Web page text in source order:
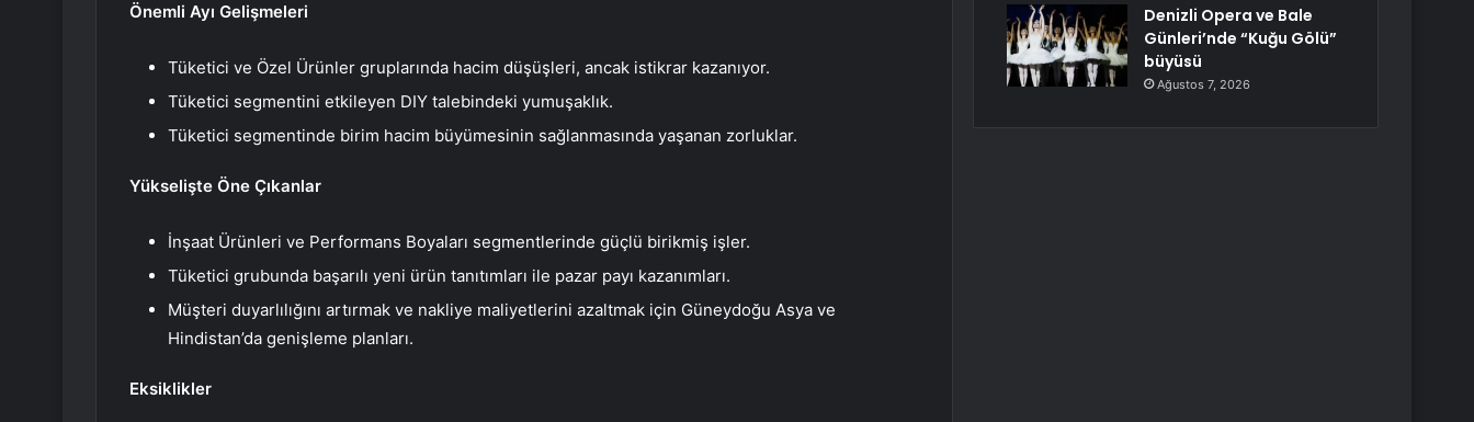
Önemli Ayı Gelişmeleri
Tüketici ve Özel Ürünler gruplarında hacim düşüşleri, ancak istikrar kazanıyor.
Tüketici segmentini etkileyen DIY talebindeki yumuşaklık.
Tüketici segmentinde birim hacim büyümesinin sağlanmasında yaşanan zorluklar.
Yükselişte Öne Çıkanlar
İnşaat Ürünleri ve Performans Boyaları segmentlerinde güçlü birikmiş işler.
Tüketici grubunda başarılı yeni ürün tanıtımları ile pazar payı kazanımları.
Müşteri duyarlılığını artırmak ve nakliye maliyetlerini azaltmak için Güneydoğu Asya ve
Hindistan’da genişleme planları.
Eksiklikler
Denizli Opera ve Bale
Günleri’nde “Kuğu Gölü”
büyüsü
Ağustos 7, 2026